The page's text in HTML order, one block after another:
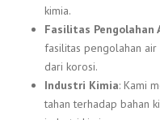
kimia.
Fasilitas Pengolahan
fasilitas pengolahan
dari korosi.
Industri Kimia: Kami
tahan terhadap bahan